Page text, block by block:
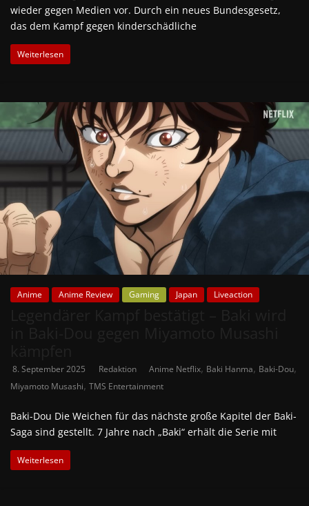
wieder gegen Medien vor. Durch ein neues Bundesgesetz,
das dem Kampf gegen kinderschädliche
Weiterlesen
Anime Anime Review Gaming Japan Liveaction
8. September 2025 Redaktion Anime Netflix, Baki Hanma, Baki-Dou,
Miyamoto Musashi, TMS Entertainment
Baki-Dou Die Weichen für das nächste große Kapitel der Baki-
Saga sind gestellt. 7 Jahre nach „Baki“ erhält die Serie mit
Weiterlesen